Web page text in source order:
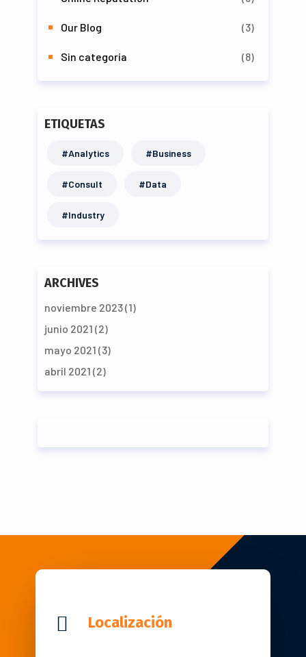
Our Blog (3)
Sin categoría (8)
ETIQUETAS
#Analytics #Business
#Consult #Data
#Industry
ARCHIVES
noviembre 2023(1)
junio 2021 (2)
mayo 2021 (3)
abril 2021 (2)
 Localización